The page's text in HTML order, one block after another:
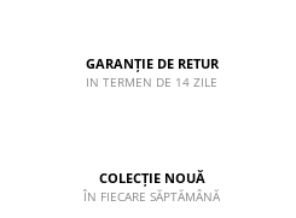
GARANȚIE DE RETUR
IN TERMEN DE 14 ZILE
COLECȚIE NOUĂ
ÎN FIECARE SĂPTĂMÂNĂ